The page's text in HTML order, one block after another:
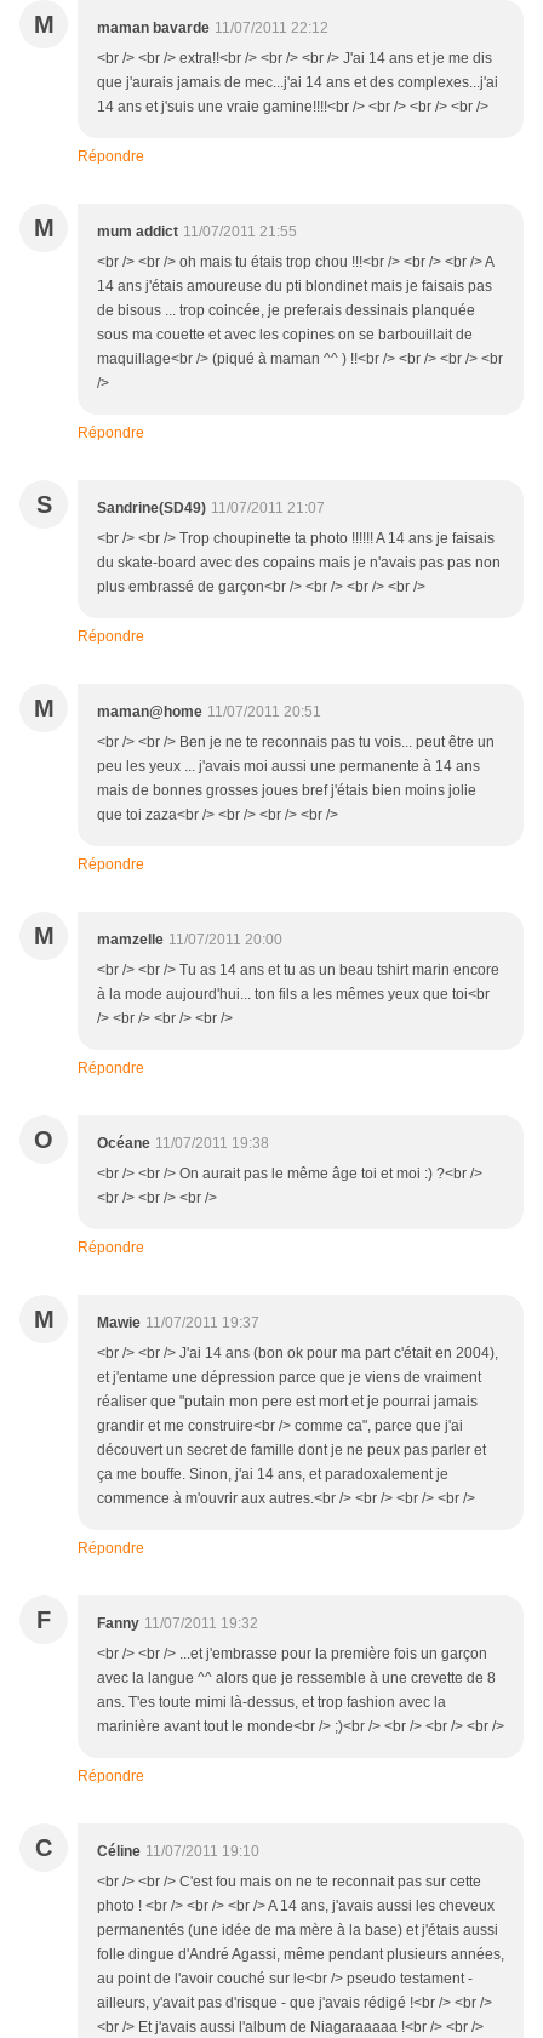
M maman bavarde 11/07/2011 22:12
<br /> <br /> extra!!<br /> <br /> <br /> J'ai 14 ans et je me dis
que j'aurais jamais de mec...j'ai 14 ans et des complexes...j'ai
14 ans et j'suis une vraie gamine!!!!<br /> <br /> <br /> <br />
Répondre
M mum addict 11/07/2011 21:55
<br /> <br /> oh mais tu étais trop chou !!!<br /> <br /> <br /> A
14 ans j'étais amoureuse du pti blondinet mais je faisais pas
de bisous ... trop coincée, je preferais dessinais planquée
sous ma couette et avec les copines on se barbouillait de
maquillage<br /> (piqué à maman ^^ ) !!<br /> <br /> <br /> <br
/>
Répondre
S Sandrine(SD49) 11/07/2011 21:07
<br /> <br /> Trop choupinette ta photo !!!!!! A 14 ans je faisais
du skate-board avec des copains mais je n'avais pas pas non
plus embrassé de garçon<br /> <br /> <br /> <br />
Répondre
M maman@home 11/07/2011 20:51
<br /> <br /> Ben je ne te reconnais pas tu vois... peut être un
peu les yeux ... j'avais moi aussi une permanente à 14 ans
mais de bonnes grosses joues bref j'étais bien moins jolie
que toi zaza<br /> <br /> <br /> <br />
Répondre
M mamzelle 11/07/2011 20:00
<br /> <br /> Tu as 14 ans et tu as un beau tshirt marin encore
à la mode aujourd'hui... ton fils a les mêmes yeux que toi<br
/> <br /> <br /> <br />
Répondre
O Océane 11/07/2011 19:38
<br /> <br /> On aurait pas le même âge toi et moi :) ?<br />
<br /> <br /> <br />
Répondre
M Mawie 11/07/2011 19:37
<br /> <br /> J'ai 14 ans (bon ok pour ma part c'était en 2004),
et j'entame une dépression parce que je viens de vraiment
réaliser que "putain mon pere est mort et je pourrai jamais
grandir et me construire<br /> comme ca", parce que j'ai
découvert un secret de famille dont je ne peux pas parler et
ça me bouffe. Sinon, j'ai 14 ans, et paradoxalement je
commence à m'ouvrir aux autres.<br /> <br /> <br /> <br />
Répondre
F Fanny 11/07/2011 19:32
<br /> <br /> ...et j'embrasse pour la première fois un garçon
avec la langue ^^ alors que je ressemble à une crevette de 8
ans. T'es toute mimi là-dessus, et trop fashion avec la
marinière avant tout le monde<br /> ;)<br /> <br /> <br /> <br />
Répondre
C Céline 11/07/2011 19:10
<br /> <br /> C'est fou mais on ne te reconnait pas sur cette
photo ! <br /> <br /> <br /> A 14 ans, j'avais aussi les cheveux
permanentés (une idée de ma mère à la base) et j'étais aussi
folle dingue d'André Agassi, même pendant plusieurs années,
au point de l'avoir couché sur le<br /> pseudo testament -
ailleurs, y'avait pas d'risque - que j'avais rédigé !<br /> <br />
<br /> Et j'avais aussi l'album de Niagaraaaaa !<br /> <br />